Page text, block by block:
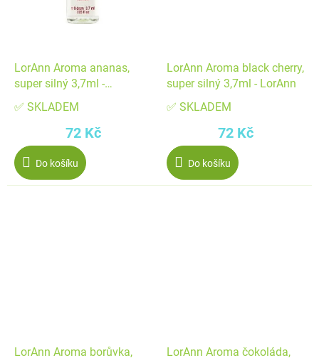
LorAnn Aroma ananas,
super silný 3,7ml -
FunCakes
✅ SKLADEM
72 Kč
Do košíku
LorAnn Aroma black cherry,
super silný 3,7ml - LorAnn
✅ SKLADEM
72 Kč
Do košíku
LorAnn Aroma borůvka,
LorAnn Aroma čokoláda,